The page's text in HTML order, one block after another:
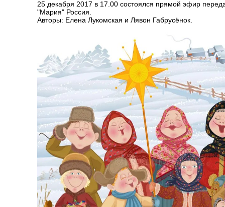
25 декабря 2017 в 17.00 состоялся прямой эфир
"Мария" Россия.
Авторы: Елена Лукомская и Лявон Габрусёнок.